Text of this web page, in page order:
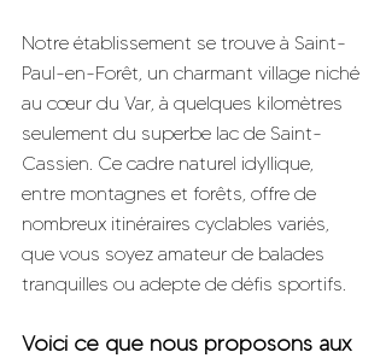
Notre établissement se trouve à Saint-
Paul-en-Forêt, un charmant village niché
au cœur du Var, à quelques kilomètres
seulement du superbe lac de Saint-
Cassien. Ce cadre naturel idyllique,
entre montagnes et forêts, offre de
nombreux itinéraires cyclables variés,
que vous soyez amateur de balades
tranquilles ou adepte de défis sportifs.
Voici ce que nous proposons aux